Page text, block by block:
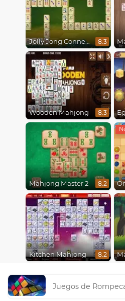
Jolly Jong Connect 8.3
Wooden Mahjong 8.3
Mahjong Master 2 8.2
Kitchen Mahjong 8.2
Juegos de